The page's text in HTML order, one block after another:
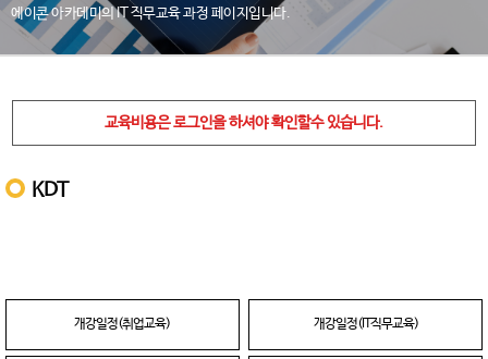
에이콘 아카데미의 IT 직무교육 과정 페이지입니다.
교육비용은 로그인을 하셔야 확인할수 있습니다.
KDT
개강일정(취업교육) 개강일정(IT직무교육)